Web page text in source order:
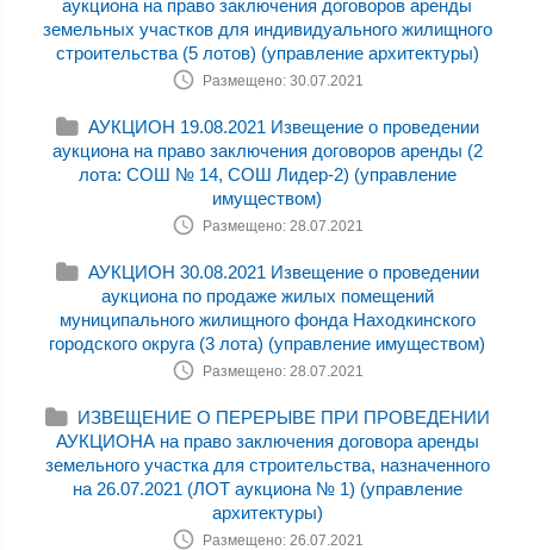
аукциона на право заключения договоров аренды
земельных участков для индивидуального жилищного
строительства (5 лотов) (управление архитектуры)
Размещено: 30.07.2021
АУКЦИОН 19.08.2021 Извещение о проведении
аукциона на право заключения договоров аренды (2
лота: СОШ № 14, СОШ Лидер-2) (управление
имуществом)
Размещено: 28.07.2021
АУКЦИОН 30.08.2021 Извещение о проведении
аукциона по продаже жилых помещений
муниципального жилищного фонда Находкинского
городского округа (3 лота) (управление имуществом)
Размещено: 28.07.2021
ИЗВЕЩЕНИЕ О ПЕРЕРЫВЕ ПРИ ПРОВЕДЕНИИ
АУКЦИОНА на право заключения договора аренды
земельного участка для строительства, назначенного
на 26.07.2021 (ЛОТ аукциона № 1) (управление
архитектуры)
Размещено: 26.07.2021